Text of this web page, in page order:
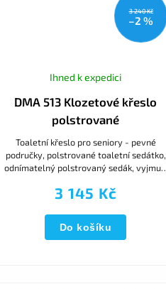
3 240 Kč
–2 %
DMA 513 Klozetové křeslo
polstrované
Ihned k expedici
3 145 Kč
Do košíku
Toaletní křeslo pro seniory - pevné
područky, polstrované toaletní sedátko,
odnímatelný polstrovaný sedák, vyjmutí
nastavitelná výška....